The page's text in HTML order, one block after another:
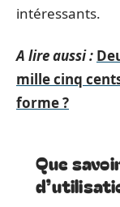
intéressants.
A lire aussi :
mille cinq
forme ?
Que